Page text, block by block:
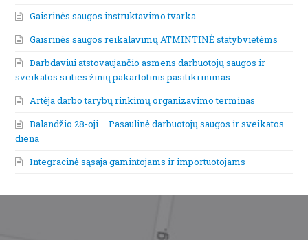
Gaisrinės saugos instruktavimo tvarka
Gaisrinės saugos reikalavimų ATMINTINĖ statybvietėms
Darbdaviui atstovaujančio asmens darbuotojų saugos ir
sveikatos srities žinių pakartotinis pasitikrinimas
Artėja darbo tarybų rinkimų organizavimo terminas
Balandžio 28-oji – Pasaulinė darbuotojų saugos ir sveikatos
diena
Integracinė sąsaja gamintojams ir importuotojams